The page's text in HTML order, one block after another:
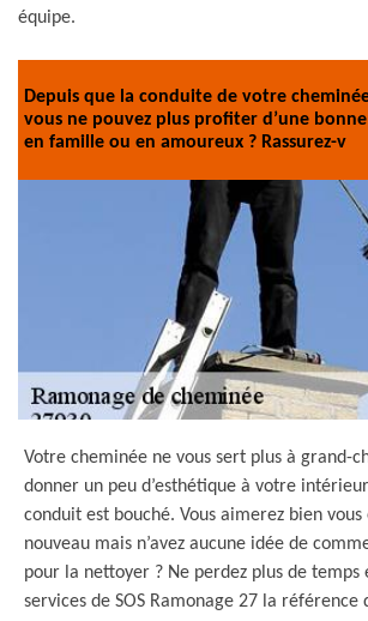
équipe.
Depuis que la conduite de votre
vous ne pouvez plus profiter d’une
en famille ou en amoureux ? Rassurez-v
Votre cheminée ne vous sert plus à grand-
donner un peu d’esthétique à votre
conduit est bouché. Vous aimerez bien vous
nouveau mais n’avez aucune idée de
pour la nettoyer ? Ne perdez plus de temps
services de SOS Ramonage 27 la référence